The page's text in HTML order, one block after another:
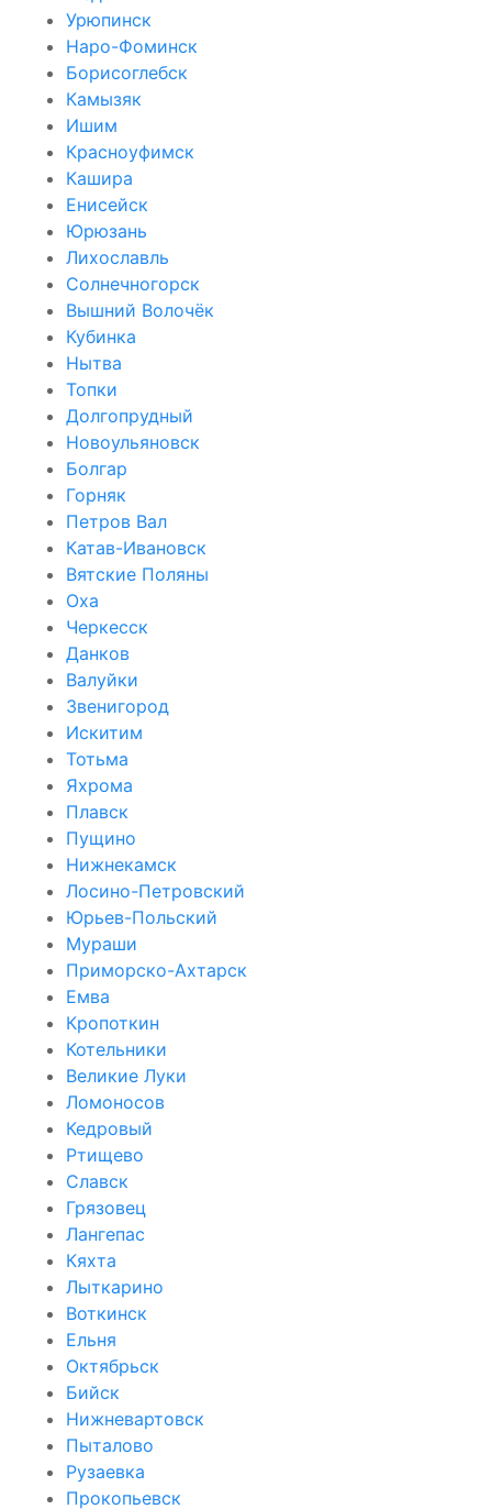
Урюпинск
Наро-Фоминск
Борисоглебск
Камызяк
Ишим
Красноуфимск
Кашира
Енисейск
Юрюзань
Лихославль
Солнечногорск
Вышний Волочёк
Кубинка
Нытва
Топки
Долгопрудный
Новоульяновск
Болгар
Горняк
Петров Вал
Катав-Ивановск
Вятские Поляны
Оха
Черкесск
Данков
Валуйки
Звенигород
Искитим
Тотьма
Яхрома
Плавск
Пущино
Нижнекамск
Лосино-Петровский
Юрьев-Польский
Мураши
Приморско-Ахтарск
Емва
Кропоткин
Котельники
Великие Луки
Ломоносов
Кедровый
Ртищево
Славск
Грязовец
Лангепас
Кяхта
Лыткарино
Воткинск
Ельня
Октябрьск
Бийск
Нижневартовск
Пыталово
Рузаевка
Прокопьевск